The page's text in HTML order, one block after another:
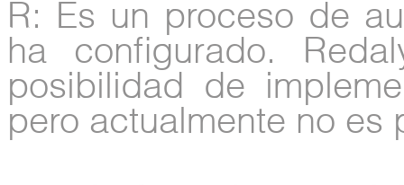
R: Es un proceso de
ha configurado.
posibilidad de
pero actualmente no es